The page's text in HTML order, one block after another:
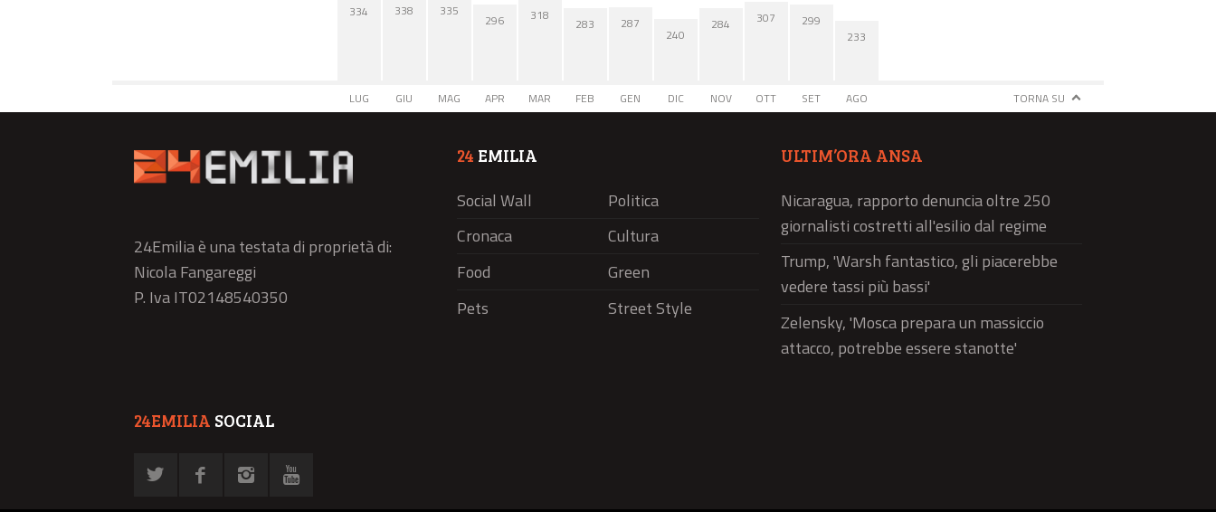
334
LUG
338
GIU
335
MAG
296
APR
318
MAR
283
FEB
287
GEN
240
DIC
284
NOV
307
OTT
299
SET
233
AGO TORNA SU
24Emilia è una testata di proprietà di:
Nicola Fangareggi
P. Iva IT02148540350
24 EMILIA
Social Wall
Politica
Cronaca
Cultura
Food
Green
Pets
Street Style
ULTIM’ORA ANSA
Nicaragua, rapporto denuncia oltre 250
giornalisti costretti all'esilio dal regime
Trump, 'Warsh fantastico, gli piacerebbe
vedere tassi più bassi'
Zelensky, 'Mosca prepara un massiccio
attacco, potrebbe essere stanotte'
24EMILIA SOCIAL